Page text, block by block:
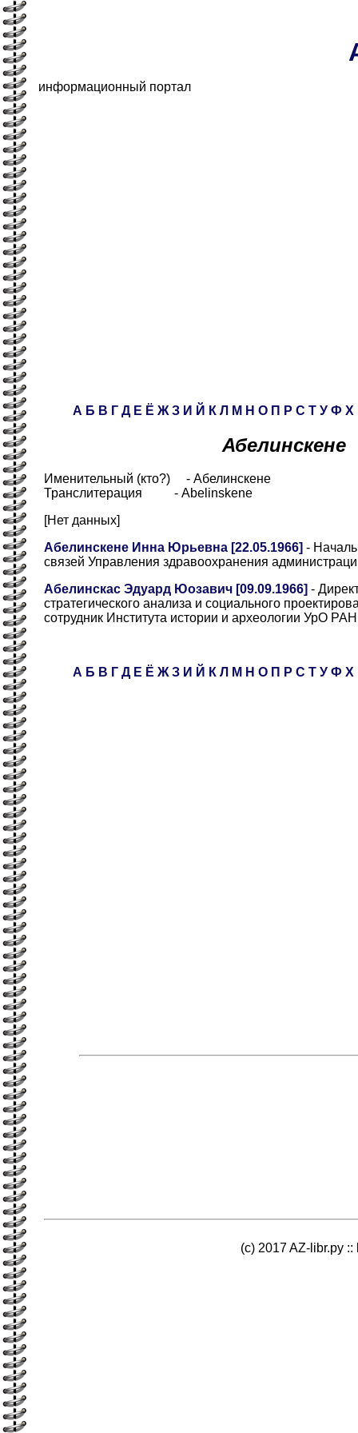
информационный портал
А Б В Г Д Е Ё Ж З И Й К Л М Н О П Р С Т У Ф Х
Абелинскене
Именительный (кто?) - Абелинскене
Транслитерация - Abelinskene
[Нет данных]
Абелинскене Инна Юрьевна [22.05.1966] -
связей Управления здравоохранения
Абелинскас Эдуард Юозавич [09.09.1966] -
стратегического анализа и социального
сотрудник Института истории и археологии УрО РАН
А Б В Г Д Е Ё Ж З И Й К Л М Н О П Р С Т У Ф Х
(c) 2017 AZ-libr.ру ::